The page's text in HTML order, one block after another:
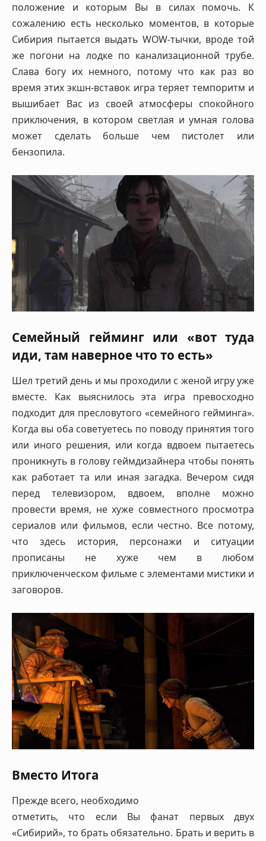
положение и которым Вы в силах помочь. К
сожалению есть несколько моментов, в которые
Сибирия пытается выдать WOW-тычки, вроде той
же погони на лодке по канализационной трубе.
Слава богу их немного, потому что как раз во
время этих экшн-вставок игра теряет темпоритм и
вышибает Вас из своей атмосферы спокойного
приключения, в котором светлая и умная голова
может сделать больше чем пистолет или
бензопила.
Семейный гейминг или «вот туда
иди, там наверное что то есть»
Шел третий день и мы проходили с женой игру уже
вместе. Как выяснилось эта игра превосходно
подходит для пресловутого «семейного гейминга».
Когда вы оба советуетесь по поводу принятия того
или иного решения, или когда вдвоем пытаетесь
проникнуть в голову геймдизайнера чтобы понять
как работает та или иная загадка. Вечером сидя
перед телевизором, вдвоем, вполне можно
провести время, не хуже совместного просмотра
сериалов или фильмов, если честно. Все потому,
что здесь история, персонажи и ситуации
прописаны не хуже чем в любом
приключенческом фильме с элементами мистики и
заговоров.
Вместо Итога
Прежде всего, необходимо
отметить, что если Вы фанат первых двух
«Сибирий», то брать обязательно. Брать и верить в